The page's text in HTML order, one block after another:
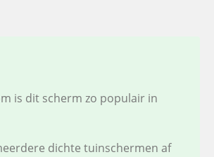
is dit scherm zo populair in
dichte tuinschermen af